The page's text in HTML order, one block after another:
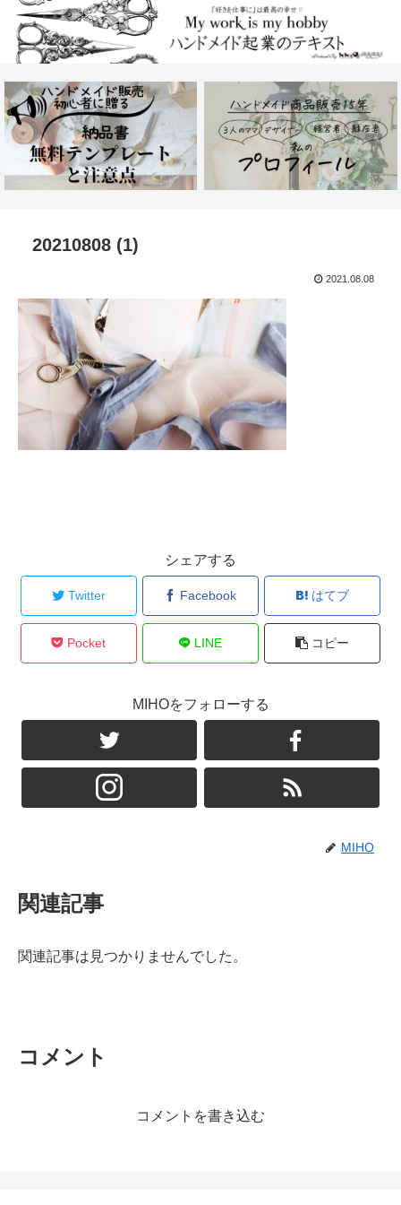
20210808 (1)
2021.08.08
シェアする
Twitter Facebook はてブ
Pocket LINE コピー
MIHOをフォローする
MIHO
関連記事
関連記事は見つかりませんでした。
コメント
コメントを書き込む